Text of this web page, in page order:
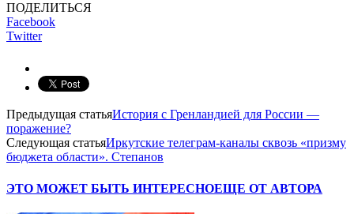
ПОДЕЛИТЬСЯ
Facebook
Twitter
Предыдущая статьяИстория с Гренландией для России —
поражение?
Следующая статьяИркутские телеграм-каналы сквозь «призму
бюджета области». Степанов
ЭТО МОЖЕТ БЫТЬ ИНТЕРЕСНОЕЩЕ ОТ АВТОРА